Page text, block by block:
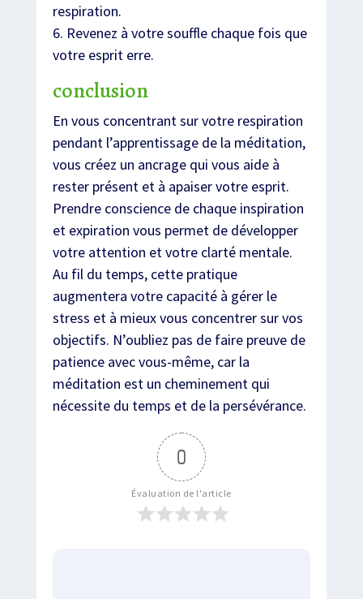
respiration.
6. Revenez à votre souffle chaque fois que
votre esprit erre.
conclusion
En vous concentrant sur votre respiration
pendant l’apprentissage de la méditation,
vous créez un ancrage qui vous aide à
rester présent et à apaiser votre esprit.
Prendre conscience de chaque inspiration
et expiration vous permet de développer
votre attention et votre clarté mentale.
Au fil du temps, cette pratique
augmentera votre capacité à gérer le
stress et à mieux vous concentrer sur vos
objectifs. N’oubliez pas de faire preuve de
patience avec vous-même, car la
méditation est un cheminement qui
nécessite du temps et de la persévérance.
0
Évaluation de l'article